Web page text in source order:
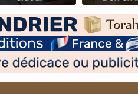
Il reste 49 places pour étudier en
Eva vient de donner son Maasser
4 personnes viennent de nous rejoindre
3 personnes viennent de nous
Odaya vient de donner son Maasser